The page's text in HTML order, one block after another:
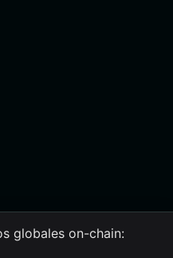
globales on-chain: